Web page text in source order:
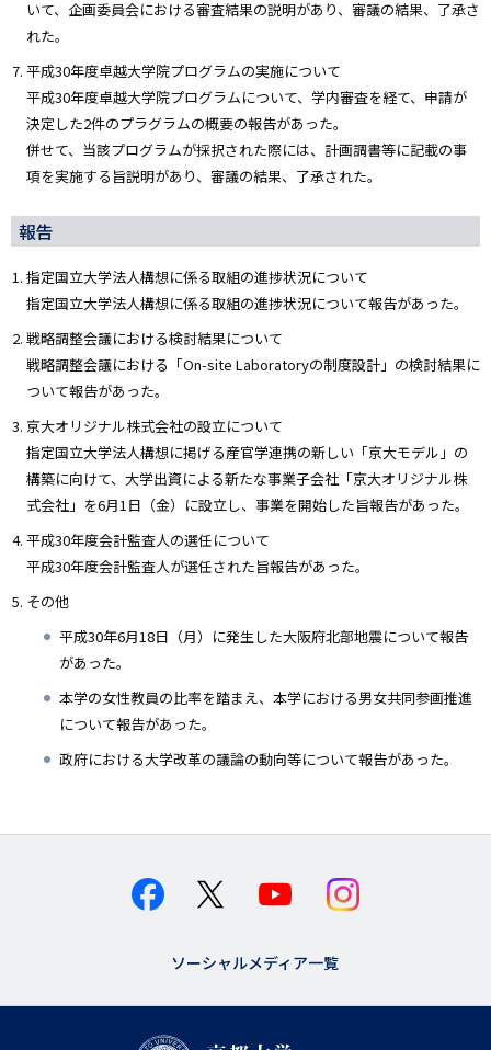
いて、企画委員会における審査結果の説明があり、審議の結果、了承さ
れた。
平成30年度卓越大学院プログラムの実施について
平成30年度卓越大学院プログラムについて、学内審査を経て、申請が
決定した2件のプラグラムの概要の報告があった。
併せて、当該プログラムが採択された際には、計画調書等に記載の事
項を実施する旨説明があり、審議の結果、了承された。
報告
指定国立大学法人構想に係る取組の進捗状況について
指定国立大学法人構想に係る取組の進捗状況について報告があった。
戦略調整会議における検討結果について
戦略調整会議における「On-site Laboratoryの制度設計」の検討結果に
ついて報告があった。
京大オリジナル株式会社の設立について
指定国立大学法人構想に掲げる産官学連携の新しい「京大モデル」の
構築に向けて、大学出資による新たな事業子会社「京大オリジナル株
式会社」を6月1日（金）に設立し、事業を開始した旨報告があった。
平成30年度会計監査人の選任について
平成30年度会計監査人が選任された旨報告があった。
その他
平成30年6月18日（月）に発生した大阪府北部地震について報告
があった。
本学の女性教員の比率を踏まえ、本学における男女共同参画推進
について報告があった。
政府における大学改革の議論の動向等について報告があった。
ソーシャルメディア一覧